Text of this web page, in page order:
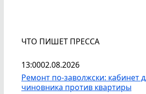
ЧТО ПИШЕТ ПРЕССА
13:0002.08.2026
Ремонт по-заволжски: кабинет
чиновника против квартиры